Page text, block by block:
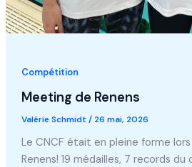
Compétition
Meeting de Renens
Valérie Schmidt / 26 mai, 2026
Le CNCF était en pleine forme
Renens! 19 médailles, 7 records du